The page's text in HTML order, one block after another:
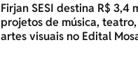
Firjan SESI destina R$ 3,4
projetos de música,
artes visuais no Edital